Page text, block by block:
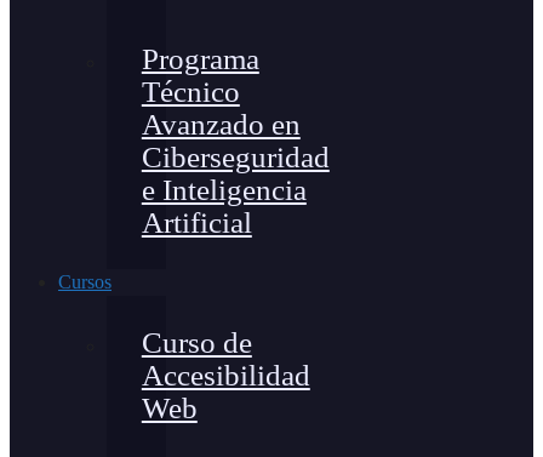
Programa
Técnico
Avanzado en
Ciberseguridad
e Inteligencia
Artificial
Cursos
Curso de
Accesibilidad
Web